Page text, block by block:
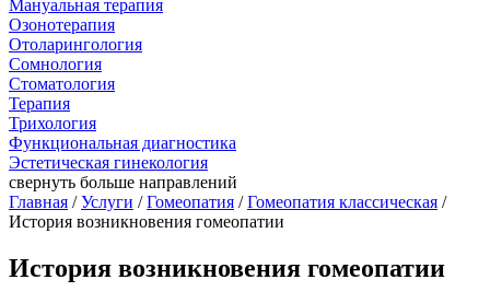
Мануальная терапия
Озонотерапия
Отоларингология
Сомнология
Стоматология
Терапия
Трихология
Функциональная диагностика
Эстетическая гинекология
свернуть больше направлений
Главная /Услуги /Гомеопатия /Гомеопатия классическая /
История возникновения гомеопатии
История возникновения гомеопатии